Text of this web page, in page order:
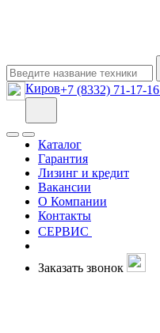
Киров+7 (8332) 71-17-16
Каталог
Гарантия
Лизинг и кредит
Вакансии
О Компании
Контакты
СЕРВИС
Заказать звонок